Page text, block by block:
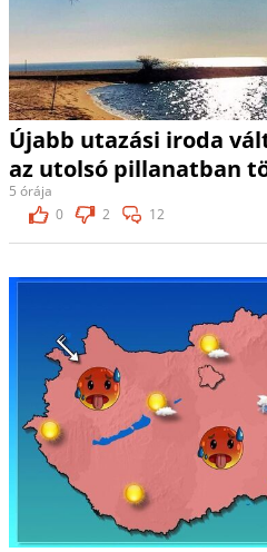
Újabb utazási iroda
az utolsó pillanatban
5 órája
0
2 12